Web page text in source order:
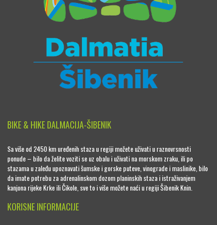
BIKE & HIKE DALMACIJA-ŠIBENIK
Sa više od 2450 km uređenih staza u regiji možete uživati u raznovrsnosti
ponude – bilo da želite voziti se uz obalu i uživati na morskom zraku, ili po
stazama u zaleđu upoznavati šumske i gorske puteve, vinograde i maslinike, bilo
da imate potrebu za adrenalinskom dozom planinskih staza i istraživanjem
kanjona rijeke Krke ili Čikole, sve to i više možete naći u regiji Šibenik Knin.
KORISNE INFORMACIJE